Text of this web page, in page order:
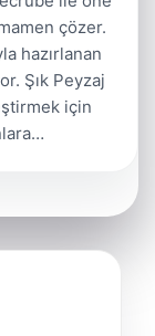
çözer.
hazırlanan
Şık Peyzaj
için